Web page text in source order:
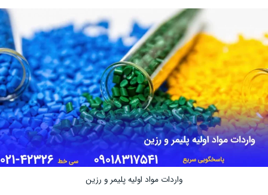
واردات مواد اولیه پلیمر و رزین